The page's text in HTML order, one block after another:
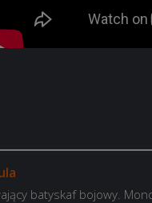
batyskaf bojowy.